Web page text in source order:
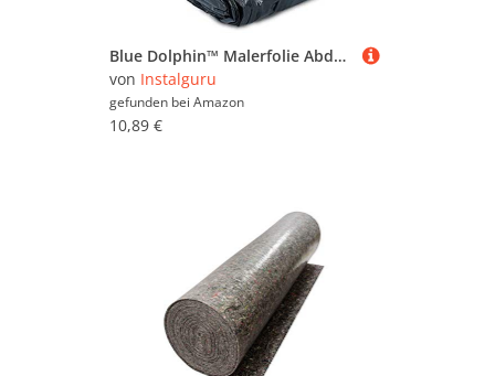
Blue Dolphin™ Malerfolie Abdeckfolie 4 m x 5 m Maler Folie 49 µm Extra Stark Grau | 20 m² Abdeckplane für Malerarbeiten Staubschutzfolie Baufolie | Malervlies UV-Beständig Abdeckvlies
von Instalguru
gefunden bei Amazon
10,89 €